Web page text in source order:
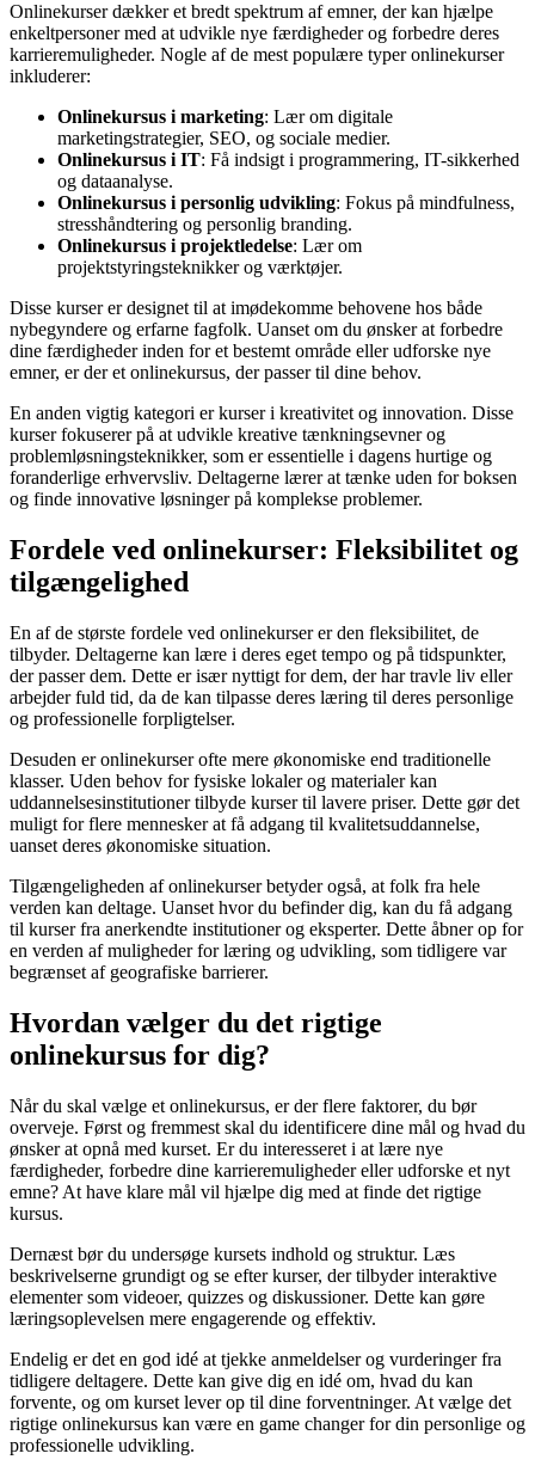
Onlinekurser dækker et bredt spektrum af emner, der kan hjælpe
enkeltpersoner med at udvikle nye færdigheder og forbedre deres
karrieremuligheder. Nogle af de mest populære typer onlinekurser
inkluderer:
Onlinekursus i marketing: Lær om digitale
marketingstrategier, SEO, og sociale medier.
Onlinekursus i IT: Få indsigt i programmering, IT-sikkerhed
og dataanalyse.
Onlinekursus i personlig udvikling: Fokus på mindfulness,
stresshåndtering og personlig branding.
Onlinekursus i projektledelse: Lær om
projektstyringsteknikker og værktøjer.
Disse kurser er designet til at imødekomme behovene hos både
nybegyndere og erfarne fagfolk. Uanset om du ønsker at forbedre
dine færdigheder inden for et bestemt område eller udforske nye
emner, er der et onlinekursus, der passer til dine behov.
En anden vigtig kategori er kurser i kreativitet og innovation. Disse
kurser fokuserer på at udvikle kreative tænkningsevner og
problemløsningsteknikker, som er essentielle i dagens hurtige og
foranderlige erhvervsliv. Deltagerne lærer at tænke uden for boksen
og finde innovative løsninger på komplekse problemer.
Fordele ved onlinekurser: Fleksibilitet og
tilgængelighed
En af de største fordele ved onlinekurser er den fleksibilitet, de
tilbyder. Deltagerne kan lære i deres eget tempo og på tidspunkter,
der passer dem. Dette er især nyttigt for dem, der har travle liv eller
arbejder fuld tid, da de kan tilpasse deres læring til deres personlige
og professionelle forpligtelser.
Desuden er onlinekurser ofte mere økonomiske end traditionelle
klasser. Uden behov for fysiske lokaler og materialer kan
uddannelsesinstitutioner tilbyde kurser til lavere priser. Dette gør det
muligt for flere mennesker at få adgang til kvalitetsuddannelse,
uanset deres økonomiske situation.
Tilgængeligheden af onlinekurser betyder også, at folk fra hele
verden kan deltage. Uanset hvor du befinder dig, kan du få adgang
til kurser fra anerkendte institutioner og eksperter. Dette åbner op for
en verden af muligheder for læring og udvikling, som tidligere var
begrænset af geografiske barrierer.
Hvordan vælger du det rigtige
onlinekursus for dig?
Når du skal vælge et onlinekursus, er der flere faktorer, du bør
overveje. Først og fremmest skal du identificere dine mål og hvad du
ønsker at opnå med kurset. Er du interesseret i at lære nye
færdigheder, forbedre dine karrieremuligheder eller udforske et nyt
emne? At have klare mål vil hjælpe dig med at finde det rigtige
kursus.
Dernæst bør du undersøge kursets indhold og struktur. Læs
beskrivelserne grundigt og se efter kurser, der tilbyder interaktive
elementer som videoer, quizzes og diskussioner. Dette kan gøre
læringsoplevelsen mere engagerende og effektiv.
Endelig er det en god idé at tjekke anmeldelser og vurderinger fra
tidligere deltagere. Dette kan give dig en idé om, hvad du kan
forvente, og om kurset lever op til dine forventninger. At vælge det
rigtige onlinekursus kan være en game changer for din personlige og
professionelle udvikling.